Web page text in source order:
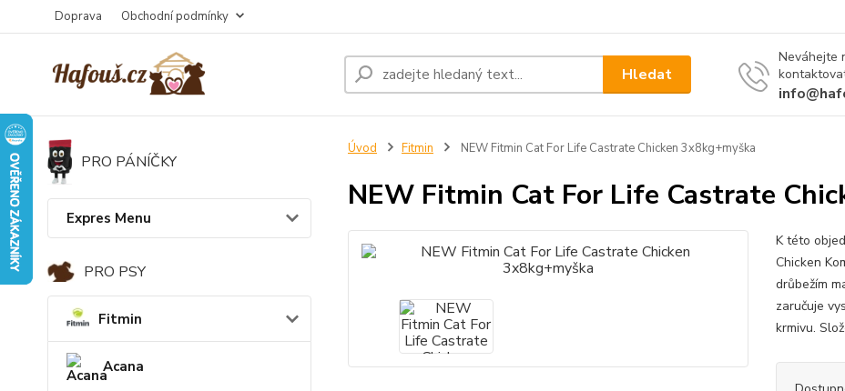
Doprava Obchodní podmínky
Hledat
Neváhejte
PRO PÁNÍČKY
Expres Menu
PRO PSY
Fitmin
Acana
Úvod Fitmin NEW Fitmin Cat For Life Castrate Chicken 3x8kg+myška
NEW Fitmin Cat For Life Castrate
K této
Chicken
drůbežím
zaručuje
krmivu.